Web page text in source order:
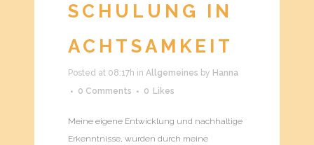
SCHULUNG IN
ACHTSAMKEIT
Posted at 08:17h in Allgemeines by Hanna
0 Comments
0 Likes
Meine eigene Entwicklung und nachhaltige
Erkenntnisse, wurden durch meine